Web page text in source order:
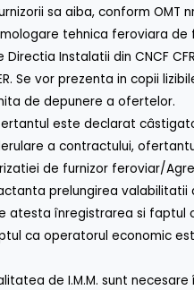
sa aiba, conform OMT
tehnica feroviara de
Instalatii din CNCF
Se vor prezenta in copii
de depunere a ofertelor.
este declarat
a contractului,
de furnizor feroviar/
prelungirea valabilitatii
atesta înregistrarea si faptul
ca operatorul economic
de I.M.M. sunt